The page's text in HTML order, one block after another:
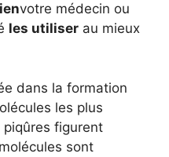
votre médecin ou
les utiliser au mieux
dans la formation
les plus
figurent
sont